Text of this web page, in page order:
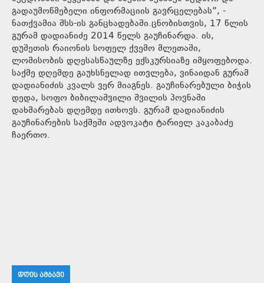
გადაუმოწმებელი ინფორმაციის გავრცელებას”, -
ნათქვამია შსს-ის განცხადებაში.ცნობისთვის, 17 წლის
გურამ დადიანიძე 2014 წელს გაუჩინარდა. ის,
დუშეთის რაიონის სოფელ ქვემო მლეთაში,
ლომისობის დღესასწაულზე ექსკურსიაზე იმყოფებოდა.
საქმე დღემდე გაუხსნელად ითვლება, ვინაიდან გურამ
დადიანიძის კვალს ვერ მიაგნეს. გაუჩინარებული ბიჭის
დედა, სოფო ბიბილაშვილი შვილის პოვნაში
დახმარებას დღემდე ითხოვს. გურამ დადიანიძის
გაუჩინარების საქმეში ადვოკატი ტარიელ კაკაბაძე
ჩაერთო.
ᲓᲦᲘᲡ ᲐᲛᲑᲐᲕᲘ